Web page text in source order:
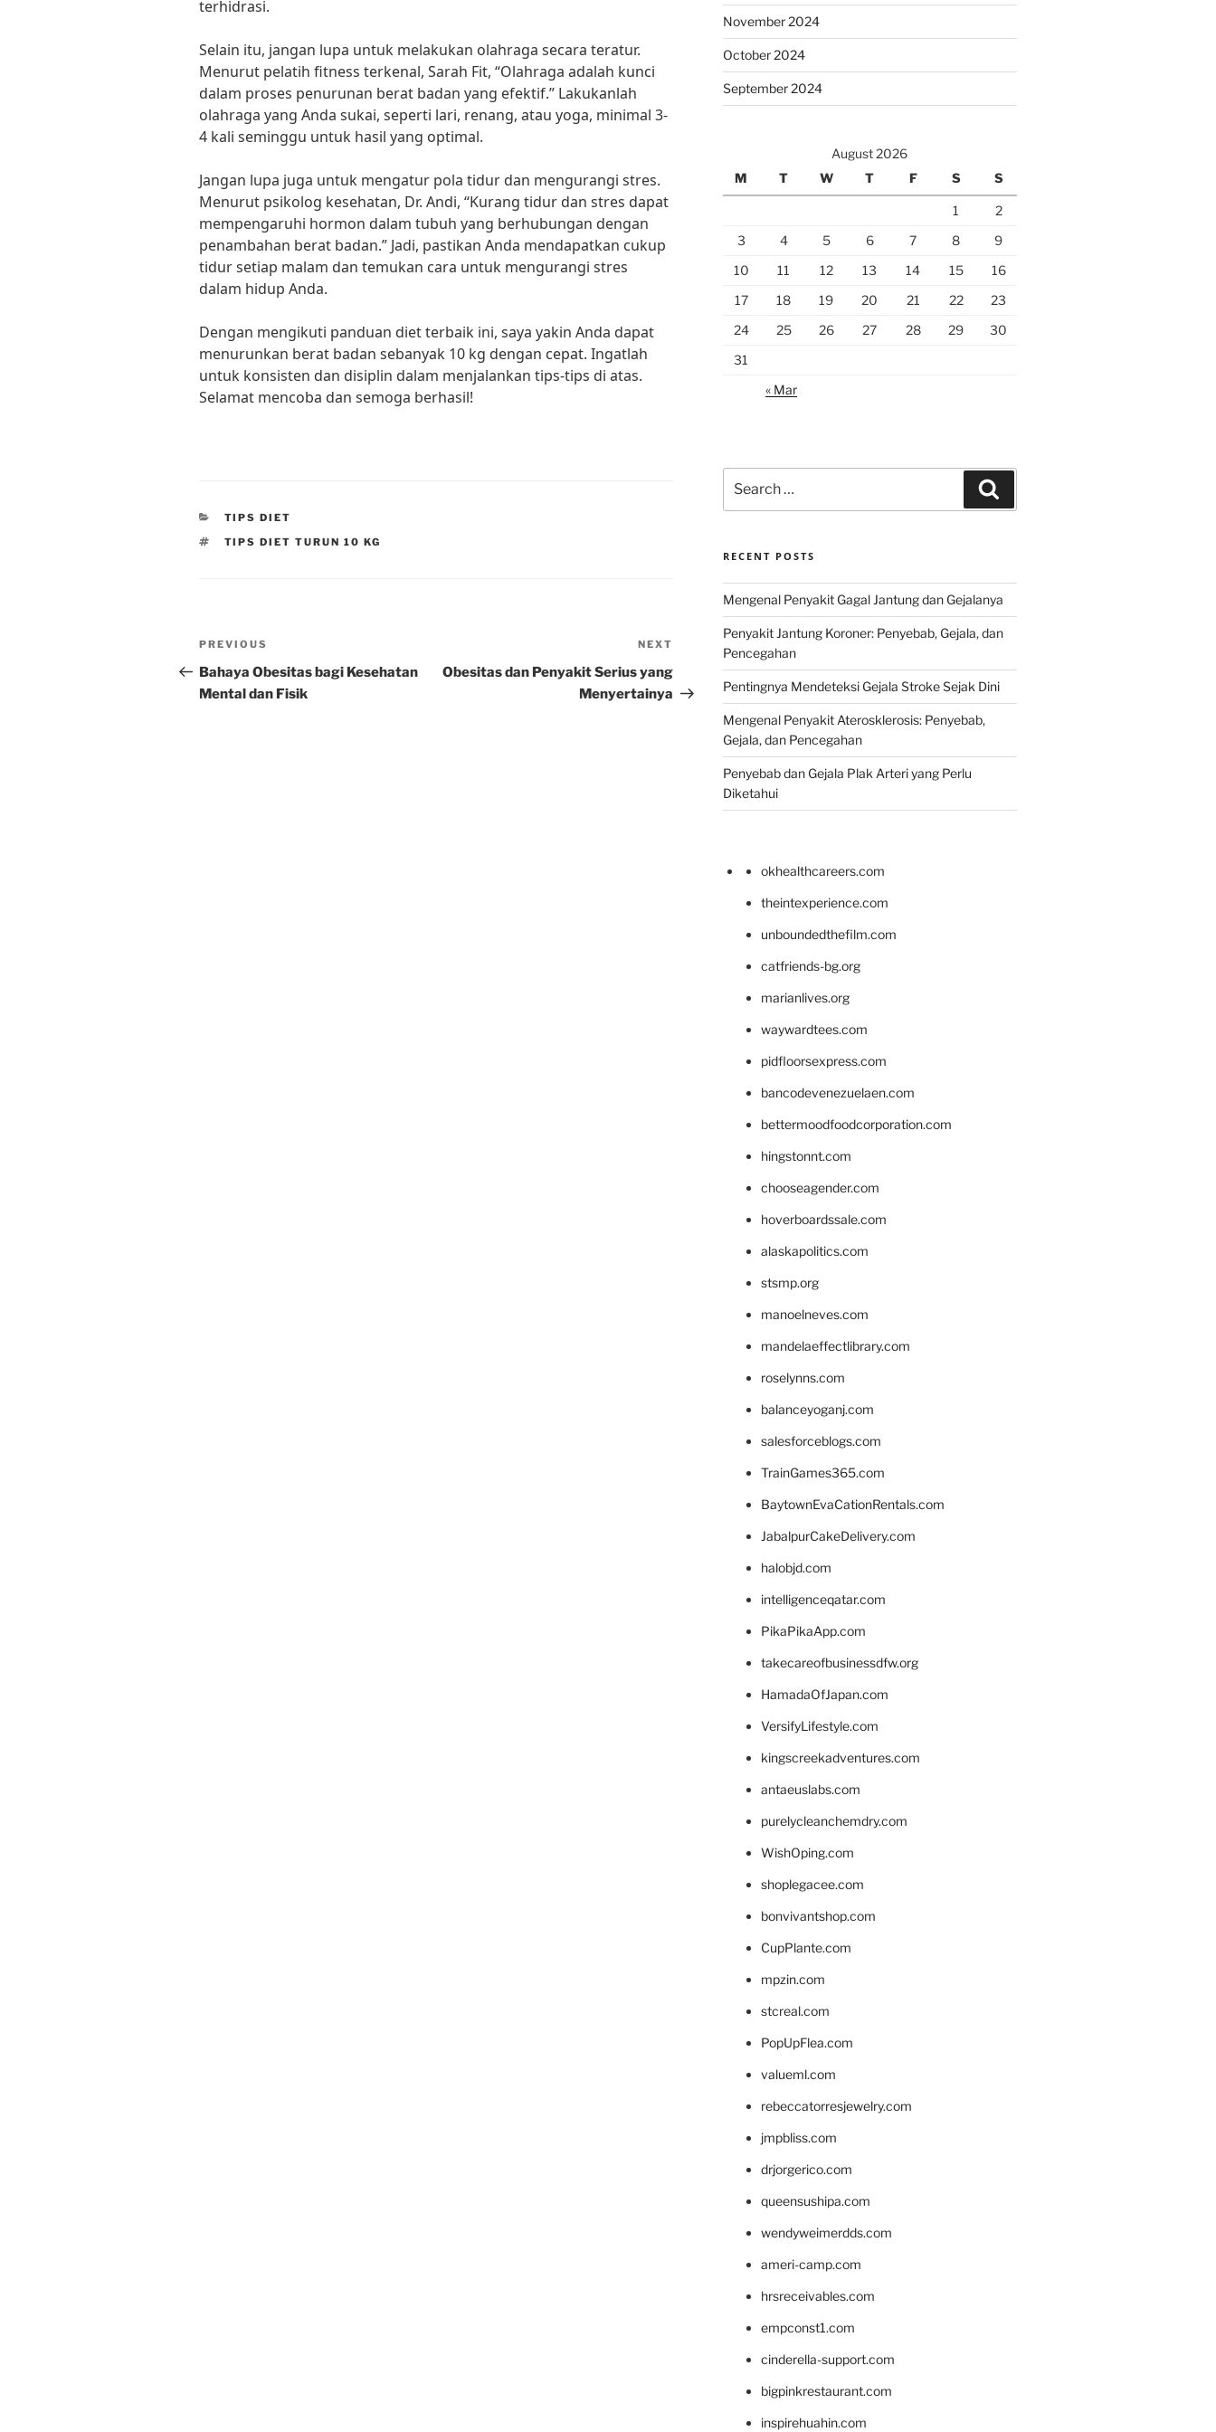
terhidrasi.
Selain itu, jangan lupa untuk melakukan olahraga secara teratur.
Menurut pelatih fitness terkenal, Sarah Fit, “Olahraga adalah kunci
dalam proses penurunan berat badan yang efektif.” Lakukanlah
olahraga yang Anda sukai, seperti lari, renang, atau yoga, minimal 3-
4 kali seminggu untuk hasil yang optimal.
Jangan lupa juga untuk mengatur pola tidur dan mengurangi stres.
Menurut psikolog kesehatan, Dr. Andi, “Kurang tidur dan stres dapat
mempengaruhi hormon dalam tubuh yang berhubungan dengan
penambahan berat badan.” Jadi, pastikan Anda mendapatkan cukup
tidur setiap malam dan temukan cara untuk mengurangi stres
dalam hidup Anda.
Dengan mengikuti panduan diet terbaik ini, saya yakin Anda dapat
menurunkan berat badan sebanyak 10 kg dengan cepat. Ingatlah
untuk konsisten dan disiplin dalam menjalankan tips-tips di atas.
Selamat mencoba dan semoga berhasil!
CATEGORIES
TIPS DIET
TAGS
TIPS DIET TURUN 10 KG
Post
navigation
Previous
Post
PREVIOUS
Bahaya Obesitas bagi Kesehatan
Mental dan Fisik
Post
NEXT
Obesitas dan Penyakit Serius yang
Menyertainya
November 2024
October 2024
September 2024
August 2026
M
T W T F S S
1
2
3
4 5 6 7 8
9
10
11 12 13 14 15
16
17
18 19 20 21 22
23
24
25 26 27 28 29
30
31
« Mar
for:
RECENT POSTS
Mengenal Penyakit Gagal Jantung dan Gejalanya
Penyakit Jantung Koroner: Penyebab, Gejala, dan
Pencegahan
Pentingnya Mendeteksi Gejala Stroke Sejak Dini
Mengenal Penyakit Aterosklerosis: Penyebab,
Gejala, dan Pencegahan
Penyebab dan Gejala Plak Arteri yang Perlu
Diketahui
okhealthcareers.com
theintexperience.com
unboundedthefilm.com
catfriends-bg.org
marianlives.org
waywardtees.com
pidfloorsexpress.com
bancodevenezuelaen.com
bettermoodfoodcorporation.com
hingstonnt.com
chooseagender.com
hoverboardssale.com
alaskapolitics.com
stsmp.org
manoelneves.com
mandelaeffectlibrary.com
roselynns.com
balanceyoganj.com
salesforceblogs.com
TrainGames365.com
BaytownEvaCationRentals.com
JabalpurCakeDelivery.com
halobjd.com
intelligenceqatar.com
PikaPikaApp.com
takecareofbusinessdfw.org
HamadaOfJapan.com
VersifyLifestyle.com
kingscreekadventures.com
antaeuslabs.com
purelycleanchemdry.com
WishOping.com
shoplegacee.com
bonvivantshop.com
CupPlante.com
mpzin.com
stcreal.com
PopUpFlea.com
valueml.com
rebeccatorresjewelry.com
jmpbliss.com
drjorgerico.com
queensushipa.com
wendyweimerdds.com
ameri-camp.com
hrsreceivables.com
empconst1.com
cinderella-support.com
bigpinkrestaurant.com
inspirehuahin.com